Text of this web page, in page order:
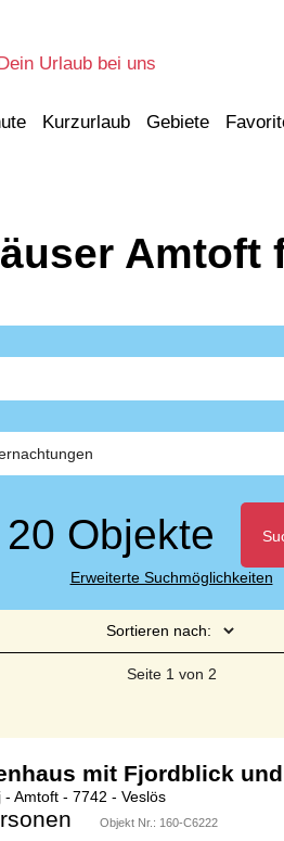
Urlaub bei uns
Kurzurlaub Gebiete
Amtoft
20 Objekte
Erweiterte Suchmöglichkeiten
Sortieren nach:
Seite 1 von 2
mit Fjordblick
- Amtoft - 7742 - Veslös
Objekt Nr.: 160-C6222